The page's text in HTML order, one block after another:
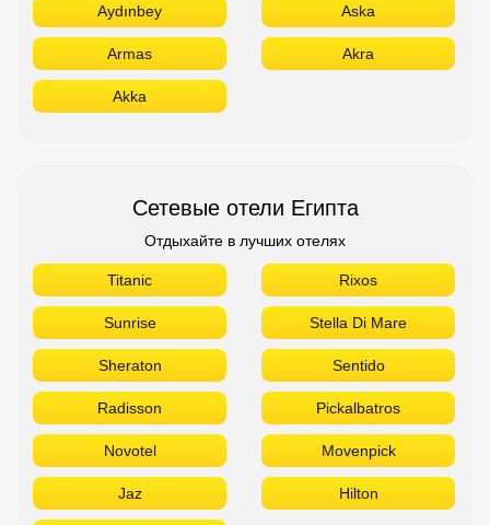
Aydınbey Aska
Armas Akra
Akka
Сетевые отели Египта
Отдыхайте в лучших отелях
Titanic Rixos
Sunrise Stella Di Mare
Sheraton Sentido
Radisson Pickalbatros
Novotel Movenpick
Jaz Hilton